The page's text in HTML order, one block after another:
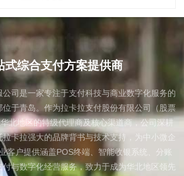
us
式综合支付方案提供商
公司是一家专注于支付科技与商业数字化服务的
于青岛。作为拉卡拉支付股份有限公司（股票
北地区的特级代理商及核心渠道商，公司深耕
卡拉强大的品牌背书与技术支持，为中小微企
客户提供涵盖POS终端、智能收银系统、分账
与数字化经营服务，致力于成为华北地区领先